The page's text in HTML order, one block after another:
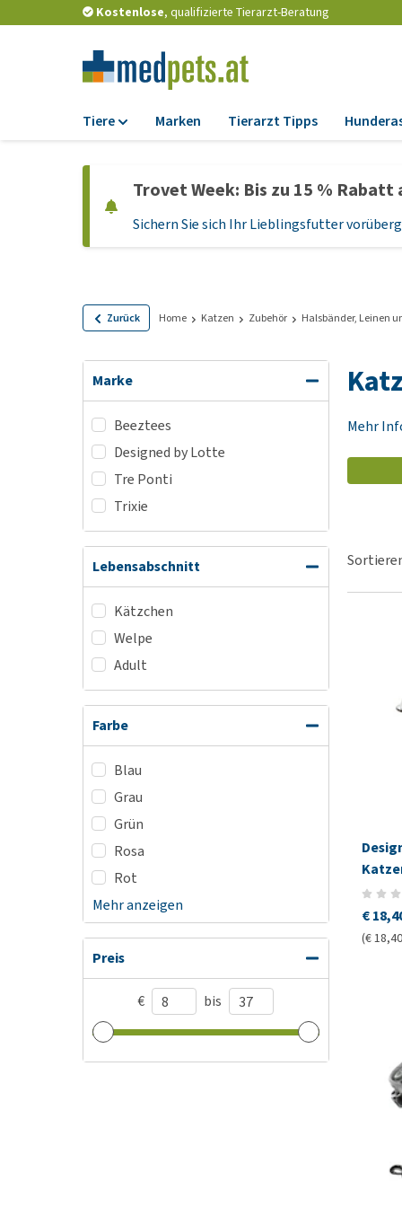
Kostenlose, qualifizierte Tierarzt-Beratung
Tiere
Trockenfutter
Nassfutter
Leckerlis
Hundefutter
Alles ansehen
Marken Tierarzt Tipps
Trovet Week: Bis zu 15 %
Sichern Sie sich Ihr Lieblingsfutter
Zurück Home Katzen Zubehör Halsbänder, Leinen
Marke
Beeztees
Designed by Lotte
Tre Ponti
Trixie
Lebensabschnitt
Kätzchen
Welpe
Adult
Farbe
Blau
Grau
Grün
Rosa
Rot
Mehr anzeigen
Preis
€ bis
Mehr
€
(€